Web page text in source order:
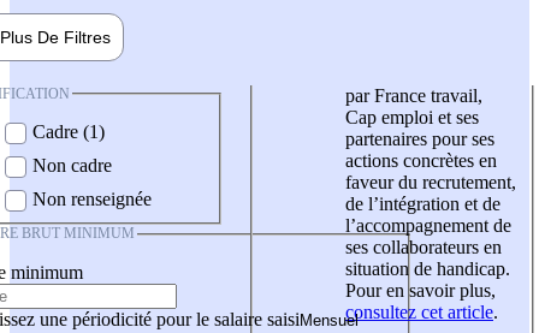
Plus De Filtres
Cadre (1)
Non cadre
Non renseignée
BRUT MINIMUM
minimum
une périodicité pour le salaire saisi
par France travail,
Cap emploi et ses
partenaires pour ses
actions concrètes en
faveur du recrutement,
de l’intégration et de
l’accompagnement de
ses collaborateurs en
situation de handicap.
Pour en savoir plus,
consultez cet article.